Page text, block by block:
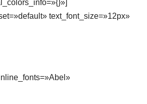
text_font_size=»12px»